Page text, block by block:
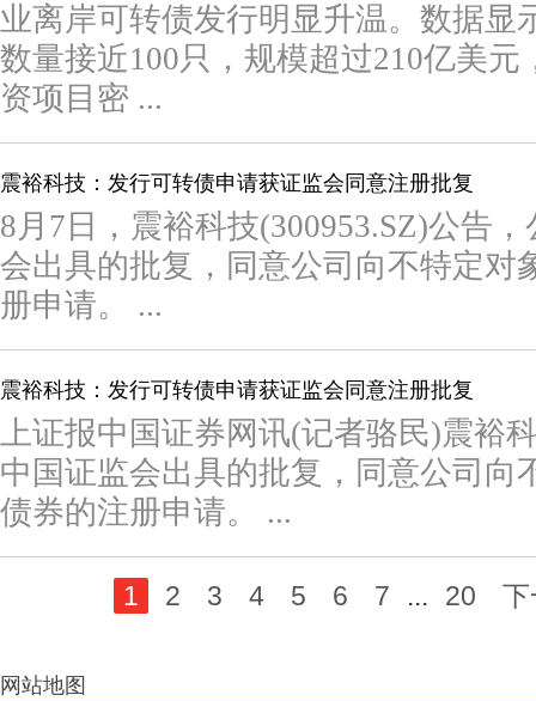
业离岸可转债发行明显升温。数据显
数量接近100只，规模超过210亿美
资项目密 ...
震裕科技：发行可转债申请获证监会同意注册批复
8月7日，震裕科技(300953.SZ)公告
会出具的批复，同意公司向不特定对
册申请。 ...
震裕科技：发行可转债申请获证监会同意注册批复
上证报中国证券网讯(记者骆民)震裕
中国证监会出具的批复，同意公司向
债券的注册申请。 ...
1 2 3 4 5 6 7 ... 20 下
网站地图